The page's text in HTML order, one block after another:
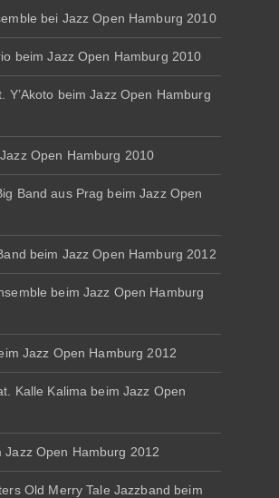
bei Jazz Open Hamburg 2010
beim Jazz Open Hamburg 2010
Y’Akoto beim Jazz Open Hamburg
Open Hamburg 2010
Band aus Prag beim Jazz Open
beim Jazz Open Hamburg 2012
beim Jazz Open Hamburg
Jazz Open Hamburg 2012
Kalle Kalima beim Jazz Open
Jazz Open Hamburg 2012
Old Merry Tale Jazzband beim